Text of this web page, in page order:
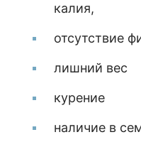
калия,
отсутствие
лишний вес
курение
наличие в